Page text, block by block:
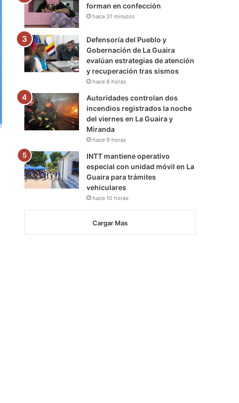
forman en confección
hace 31 minutos
Defensoría del Pueblo y
Gobernación de La Guaira
evalúan estrategias de atención
y recuperación tras sismos
hace 8 horas
Autoridades controlan dos
incendios registrados la noche
del viernes en La Guaira y
Miranda
hace 9 horas
INTT mantiene operativo
especial con unidad móvil en La
Guaira para trámites
vehiculares
hace 10 horas
Cargar Mas